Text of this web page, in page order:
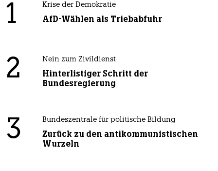
1 Krise der Demokratie
AfD-Wählen als Triebabfuhr
2 Nein zum Zivildienst
Hinterlistiger Schritt der
Bundesregierung
3 Bundeszentrale für politische Bildung
Zurück zu den antikommunistischen
Wurzeln